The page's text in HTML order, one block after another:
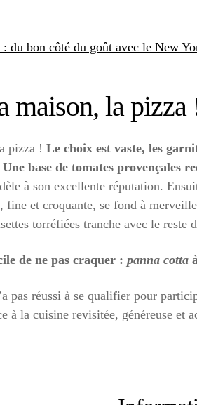
: du bon côté du goût avec le New
maison, la pizza
pizza ! Le choix est vaste, les
base de tomates provençales
à son excellente réputation.
fine et croquante, se fond à
torréfiées tranche avec le
de ne pas craquer : panna cotta
pas réussi à se qualifier pour
à la cuisine revisitée, généreuse et